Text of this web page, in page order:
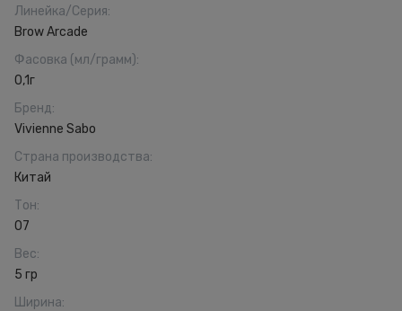
Линейка/Серия:
Brow Arcade
Фасовка (мл/грамм):
0,1г
Бренд:
Vivienne Sabo
Страна производства:
Китай
Тон:
07
Вес:
5 гр
Ширина: